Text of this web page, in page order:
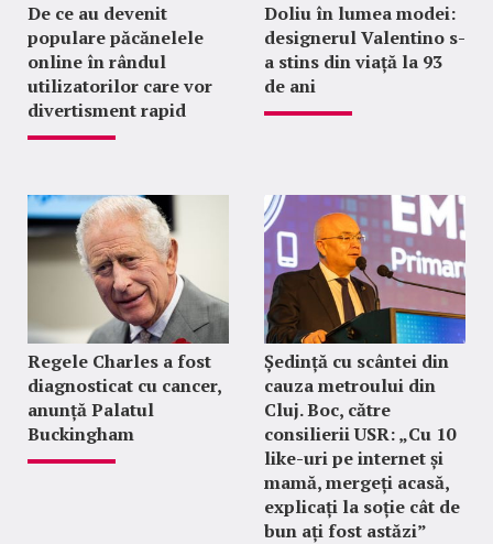
De ce au devenit
populare păcănelele
online în rândul
utilizatorilor care vor
divertisment rapid
Doliu în lumea modei:
designerul Valentino s-
a stins din viață la 93
de ani
Regele Charles a fost
diagnosticat cu cancer,
anunță Palatul
Buckingham
Ședință cu scântei din
cauza metroului din
Cluj. Boc, către
consilierii USR: „Cu 10
like-uri pe internet și
mamă, mergeți acasă,
explicați la soție cât de
bun ați fost astăzi”